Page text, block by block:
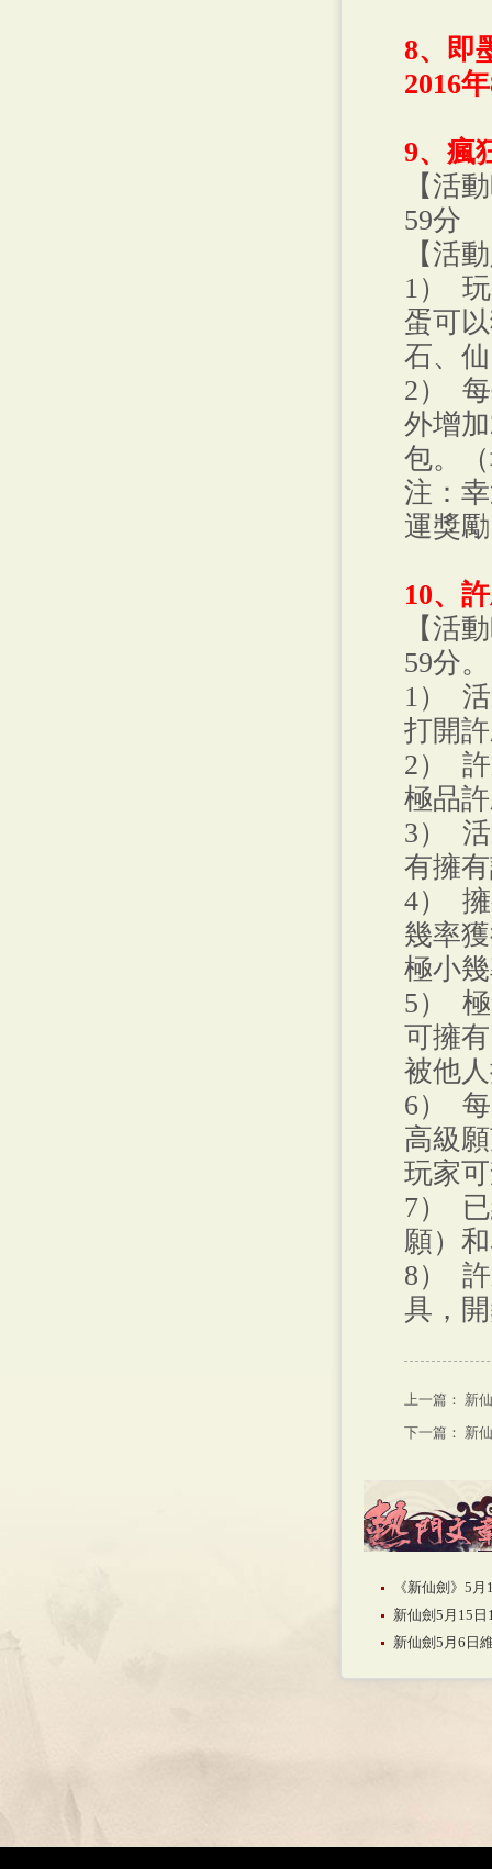
8、即
2016
9、瘋
【活
59分
【活
1）
蛋可
石、
2）
外增
包。
注：
運獎
10、
【活
59分。
1）
打開
2）
極品
3）
有擁
4）
幾率
極小
5）
可擁
被他
6）
高級
玩家
7）
願）
8）
具，
上一篇： 新
下一篇： 新
《新仙劍》5
新仙劍5月15
新仙劍5月6日